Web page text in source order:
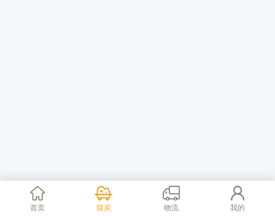
首页 煤炭 物流 我的